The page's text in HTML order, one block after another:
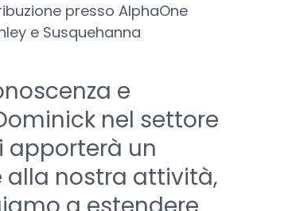
presso AlphaOne
e Susquehanna
e
nel settore
apporterà un
alla nostra attività,